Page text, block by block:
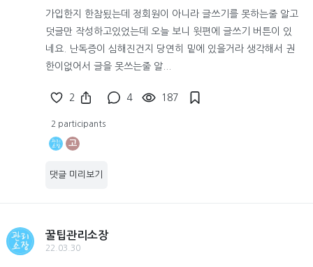
가입한지 한참됬는데 정회원이 아니라 글쓰기를 못하는줄 알고
덧글만 작성하고있었는데 오늘 보니 윗편에 글쓰기 버튼이 있
네요. 난독증이 심해진건지 당연히 밑에 있을거라 생각해서 권
한이없어서 글을 못쓰는줄 알...
2 4 187
2 participants
고
댓글 미리보기
꿀팁관리소장
22.03.30